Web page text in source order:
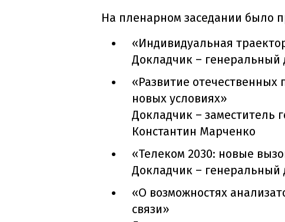
На пленарном заседании было
«Индивидуальная
Докладчик –
«Развитие
новых условиях»
Докладчик – заместитель
Константин Марченко
«Телеком 2030: новые
Докладчик – генеральный
«О возможностях
связи»